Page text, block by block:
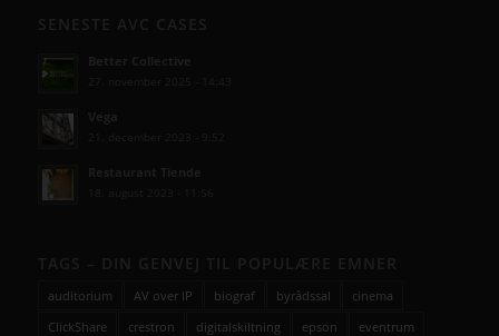
auditorium AV over IP biograf byrådssal
cinema
ClickShare
crestron digitalskiltning epson
eventrum